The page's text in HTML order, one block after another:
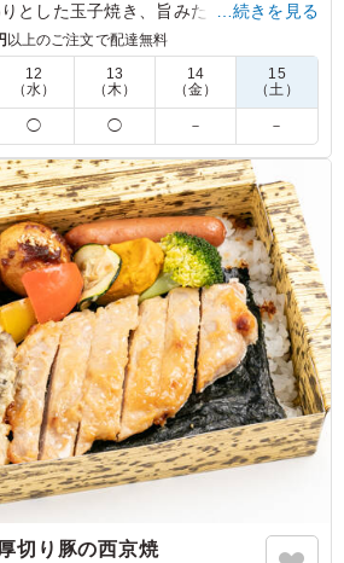
とした玉子焼き、旨みたっぷりの肉団
当は、ロケやイベントの合間に手軽に
にぴったりです。思わず笑顔になる美
ください。
お選びいただけます。
/高菜/梅/明太子/ツナマヨ/おかか/そぼ
焼チキン/鮭マヨ/海苔佃煮/梅かつお/マ
の甘辛揚げ/菜飯ご飯/梅わかめ混ぜご
目/きのこ
絡事項にご記載ください。
ご対応いたします。
ービーファクトリー
りの味付けと具材。特にから揚げは
もワンハンドでいただけとても満足
紙カップで来るのもとてもよいで
いとおもいます。
影
01/26
…続きを見る
以上のご注文で配達無料
12
（水）
13
（木）
14
（金）
15
（土）
◯ ◯ － －
切り豚の西京焼